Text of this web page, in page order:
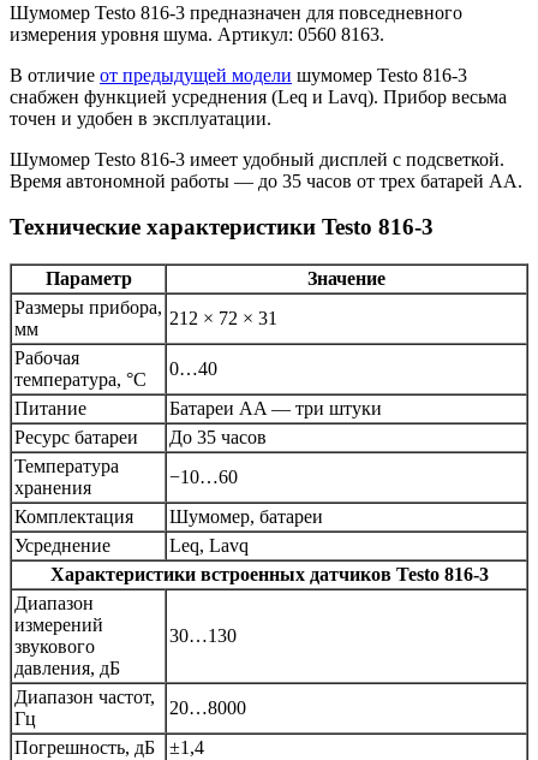
Шумомер Testo 816-3 предназначен для повседневного
измерения уровня шума. Артикул: 0560 8163.
В отличие от предыдущей модели шумомер Testo 816-3
снабжен функцией усреднения (Leq и Lavq). Прибор весьма
точен и удобен в эксплуатации.
Шумомер Testo 816-3 имеет удобный дисплей с подсветкой.
Время автономной работы — до 35 часов от трех батарей AA.
Технические характеристики Testo 816-3
Параметр
Значение
Размеры прибора,
мм
212 × 72 × 31
Рабочая
температура, °C
0…40
Питание
Батареи AA — три штуки
Ресурс батареи
До 35 часов
Температура
хранения
−10…60
Комплектация
Шумомер, батареи
Усреднение
Leq, Lavq
Характеристики встроенных датчиков Testo 816-3
Диапазон
измерений
звукового
давления, дБ
30…130
Диапазон частот,
Гц
20…8000
Погрешность, дБ
±1,4